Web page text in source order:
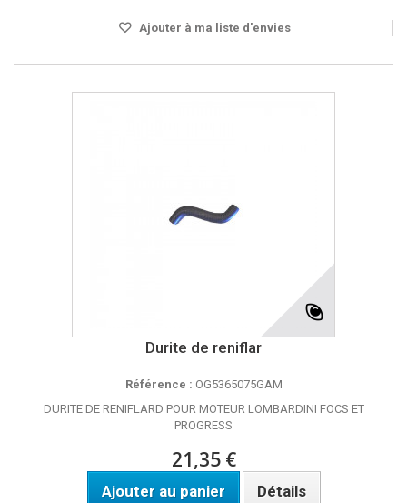
Ajouter à ma liste d'envies
Durite de reniflar
Référence : OG5365075GAM
DURITE DE RENIFLARD POUR MOTEUR LOMBARDINI FOCS ET
PROGRESS
21,35 €
Ajouter au panier Détails